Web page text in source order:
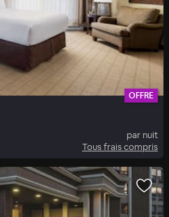
OFFRE
par nuit
Tous frais compris